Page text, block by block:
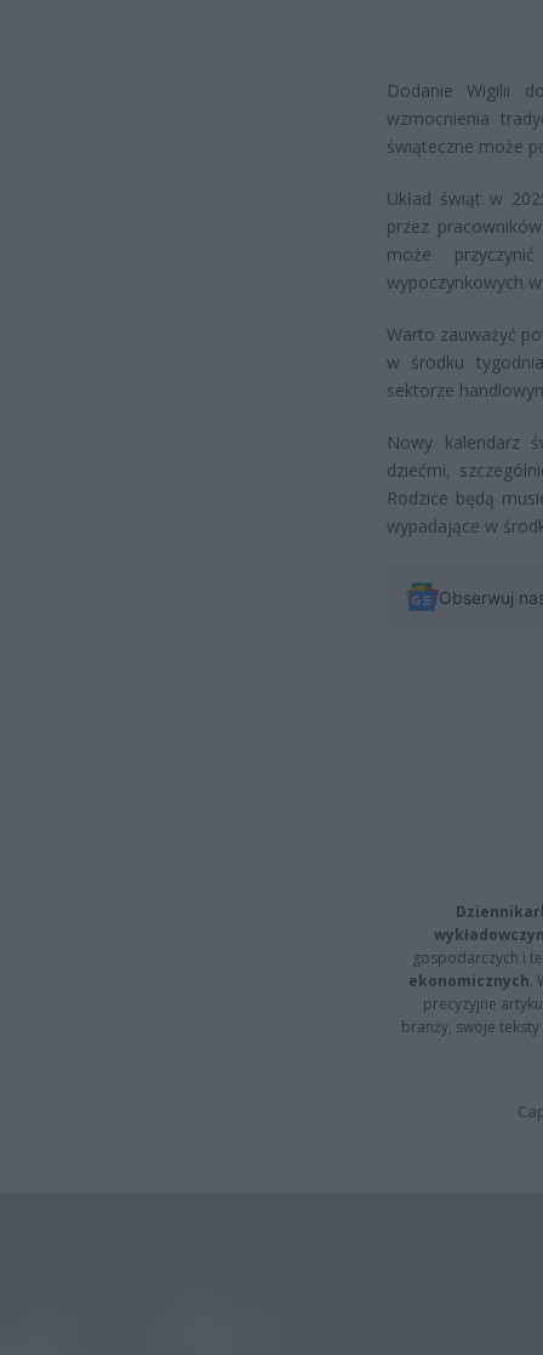
Dodanie Wigilii
wzmocnienia
świąteczne może
Układ świąt w
przez
może
wypoczynkowych
Warto zauważyć
w środku
sektorze
Nowy kalendarz
dziećmi,
Rodzice będą
wypadające w
Obserwuj
gospodarczych i
ekonomicznych.
precyzyjne
branży, swoje